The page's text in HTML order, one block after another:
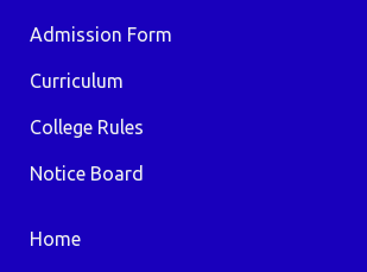
Admission Form
Curriculum
College Rules
Notice Board
Home